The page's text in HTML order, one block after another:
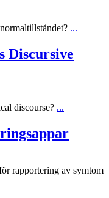
...
Discursive
discourse? ...
rapportering av symtom